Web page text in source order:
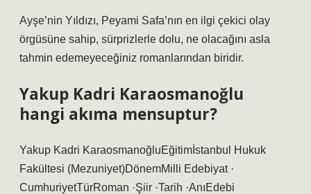
Ayşe’nin Yıldızı, Peyami Safa’nın en ilgi çekici olay
örgüsüne sahip, sürprizlerle dolu, ne olacağını asla
tahmin edemeyeceğiniz romanlarından biridir.
Yakup Kadri Karaosmanoğlu
hangi akıma mensuptur?
Yakup Kadri KaraosmanoğluEğitimİstanbul Hukuk
Fakültesi (Mezuniyet)DönemMilli Edebiyat ·
CumhuriyetTürRoman ·Şiir ·Tarih ·AnıEdebi